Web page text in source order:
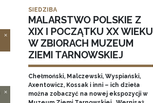
SIEDZIBA
MALARSTWO POLSKIE Z
XIX I POCZĄTKU XX WIEKU
W ZBIORACH MUZEUM
ZIEMI TARNOWSKIEJ
Chełmoński, Malczewski, Wyspiański,
Axentowicz, Kossak i inni – ich dzieła
można zobaczyć na nowej ekspozycji w